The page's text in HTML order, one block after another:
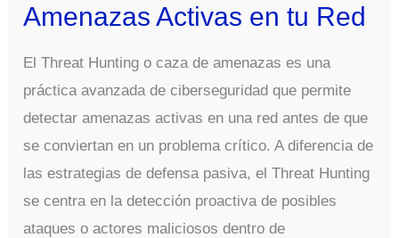
Amenazas Activas en tu Red
El Threat Hunting o caza de amenazas es una
práctica avanzada de ciberseguridad que permite
detectar amenazas activas en una red antes de que
se conviertan en un problema crítico. A diferencia de
las estrategias de defensa pasiva, el Threat Hunting
se centra en la detección proactiva de posibles
ataques o actores maliciosos dentro de